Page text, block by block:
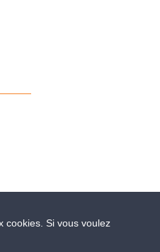
cookies. Si vous voulez